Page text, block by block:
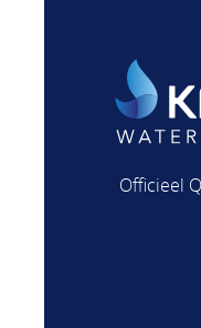
Officieel